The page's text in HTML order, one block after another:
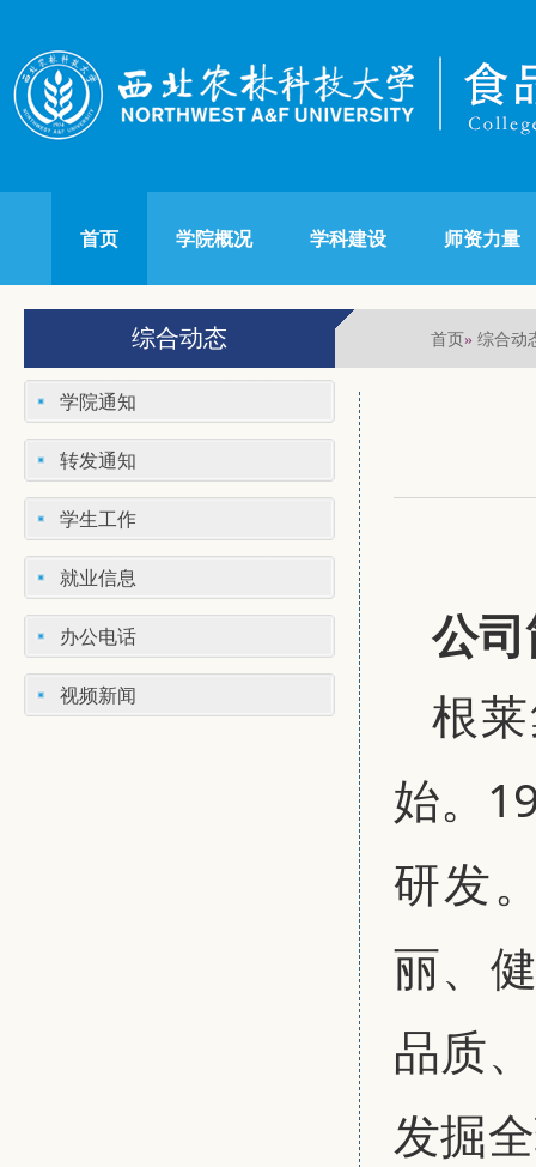
首页 学院概况 学科建设 师资力量
综合动态 首页» 综合动
学院通知
转发通知
学生工作
就业信息
办公电话
视频新闻
公
根
始。
研发
丽、
品质
发掘